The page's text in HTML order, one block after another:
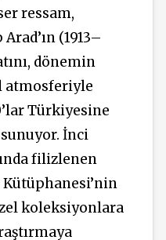
ressam,
(1913–
dönemin
atmosferiyle
Türkiyesine
İnci
filizlenen
Kütüphanesi’nin
koleksiyonlara